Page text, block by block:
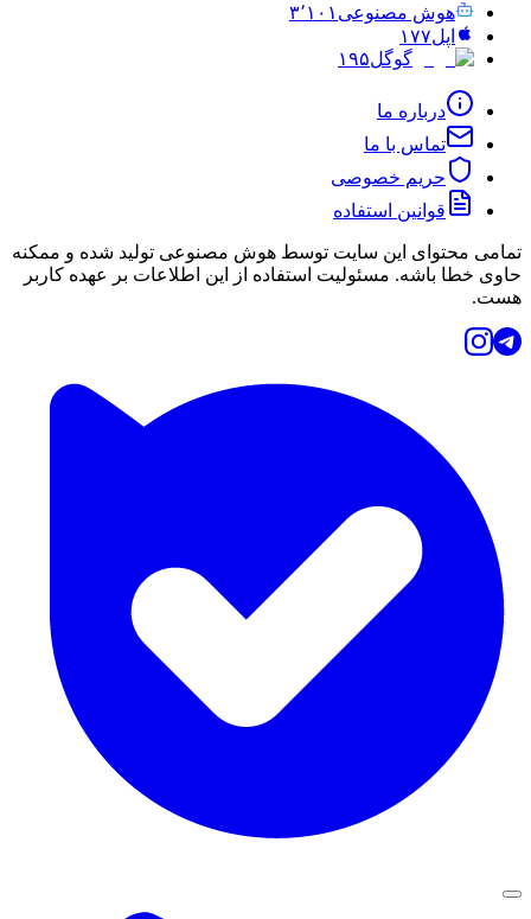
هوش مصنوعی ۳٬۱۰۱
اپل۱۷۷
گوگل۱۹۵
درباره ما
تماس با ما
حریم خصوصی
قوانین استفاده
تمامی محتوای این سایت توسط هوش مصنوعی تولید شده و ممکنه
حاوی خطا باشه. مسئولیت استفاده از این اطلاعات بر عهده کاربر
هست.